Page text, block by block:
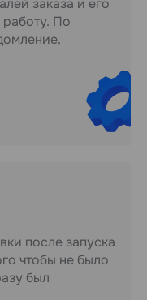
заказа и его
По
после запуска
чтобы не было
был